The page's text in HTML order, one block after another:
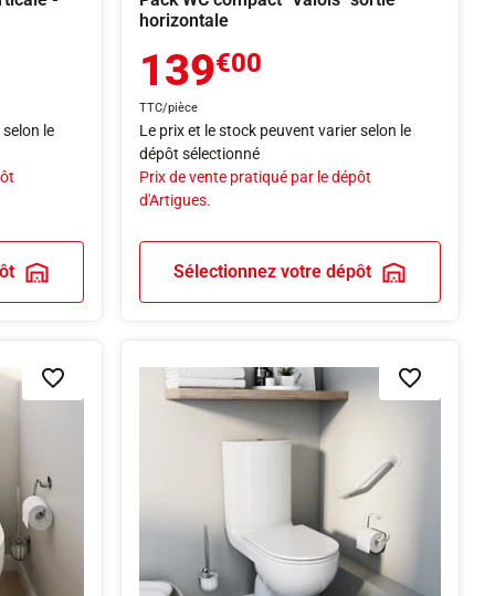
le
horizontale
139€00
TTC/pièce
Le prix et le stock peuvent varier selon le
dépôt sélectionné
Prix de vente pratiqué par le dépôt
d'Artigues.
Sélectionnez votre dépôt
Ajouter à la liste de souhaits Ajouter à la